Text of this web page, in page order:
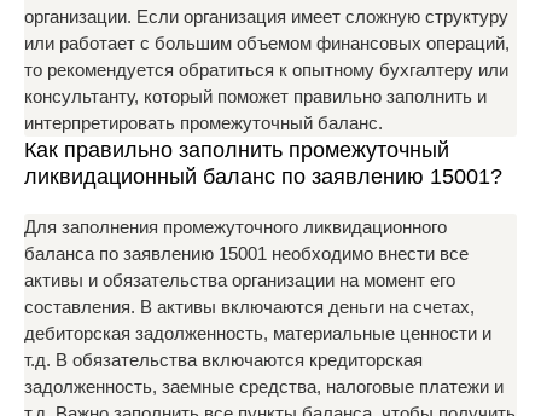
организации. Если организация имеет сложную структуру
или работает с большим объемом финансовых операций,
то рекомендуется обратиться к опытному бухгалтеру или
консультанту, который поможет правильно заполнить и
интерпретировать промежуточный баланс.
Как правильно заполнить промежуточный
ликвидационный баланс по заявлению 15001?
Для заполнения промежуточного ликвидационного
баланса по заявлению 15001 необходимо внести все
активы и обязательства организации на момент его
составления. В активы включаются деньги на счетах,
дебиторская задолженность, материальные ценности и
т.д. В обязательства включаются кредиторская
задолженность, заемные средства, налоговые платежи и